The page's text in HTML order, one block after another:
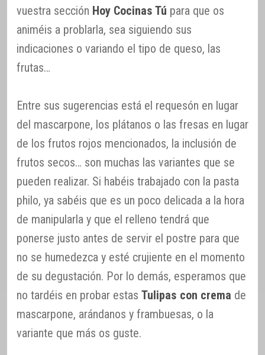
vuestra sección Hoy Cocinas Tú para que os
animéis a problarla, sea siguiendo sus
indicaciones o variando el tipo de queso, las
frutas…
Entre sus sugerencias está el requesón en lugar
del mascarpone, los plátanos o las fresas en lugar
de los frutos rojos mencionados, la inclusión de
frutos secos… son muchas las variantes que se
pueden realizar. Si habéis trabajado con la pasta
philo, ya sabéis que es un poco delicada a la hora
de manipularla y que el relleno tendrá que
ponerse justo antes de servir el postre para que
no se humedezca y esté crujiente en el momento
de su degustación. Por lo demás, esperamos que
no tardéis en probar estas Tulipas con crema de
mascarpone, arándanos y frambuesas, o la
variante que más os guste.